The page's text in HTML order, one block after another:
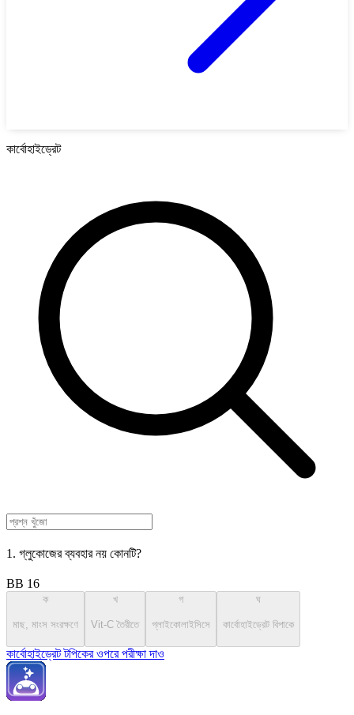
কার্বোহাইড্রেট
1. গ্লুকোজের ব্যবহার নয় কোনটি?
BB 16
ক
মাছ, মাংস সংরক্ষণে
খ
Vit-C তৈরীতে
গ
গ্লাইকোলাইসিসে
ঘ
কার্বোহাইড্রেট বিপাকে
কার্বোহাইড্রেট টপিকের ওপরে পরীক্ষা দাও